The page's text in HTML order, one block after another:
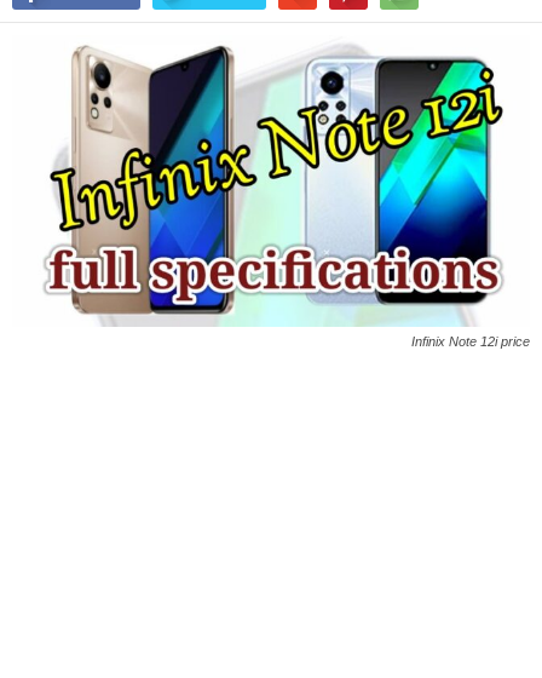
Infinix Note 12i price